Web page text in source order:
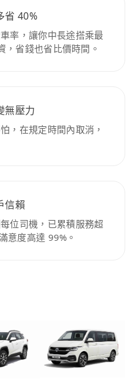
省 40%
率，讓你中長途搭乘最
，省錢也省比價時間。
無壓力
，在規定時間內取消，
信賴
位司機，已累積服務超
意度高達 99%。